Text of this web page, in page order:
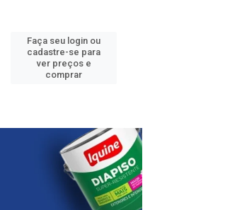
Faça seu login ou
cadastre-se para
ver preços e
comprar